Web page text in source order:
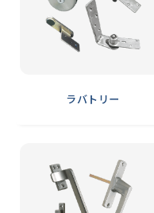
ラバトリー